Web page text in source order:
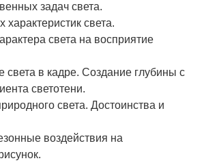
задач света.
света.
света на восприятие
света в кадре. Создание глубины с
светотени.
света. Достоинства и
воздействия на